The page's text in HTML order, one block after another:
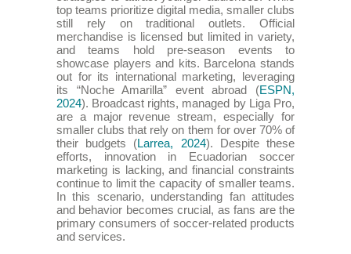
top teams prioritize digital media, smaller clubs
still rely on traditional outlets. Official
merchandise is licensed but limited in variety,
and teams hold pre-season events to
showcase players and kits. Barcelona stands
out for its international marketing, leveraging
its “Noche Amarilla” event abroad (ESPN,
2024). Broadcast rights, managed by Liga Pro,
are a major revenue stream, especially for
smaller clubs that rely on them for over 70% of
their budgets (Larrea, 2024). Despite these
efforts, innovation in Ecuadorian soccer
marketing is lacking, and financial constraints
continue to limit the capacity of smaller teams.
In this scenario, understanding fan attitudes
and behavior becomes crucial, as fans are the
primary consumers of soccer-related products
and services.